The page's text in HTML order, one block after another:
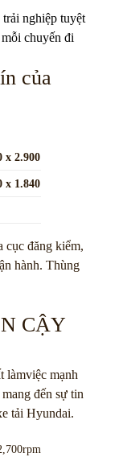
nghiệp tuyệt
chuyến đi
của
x 2.900
x 1.840
cục đăng kiểm,
hành. Thùng
CẬY
làmviệc mạnh
đến sự tin
tải Hyundai.